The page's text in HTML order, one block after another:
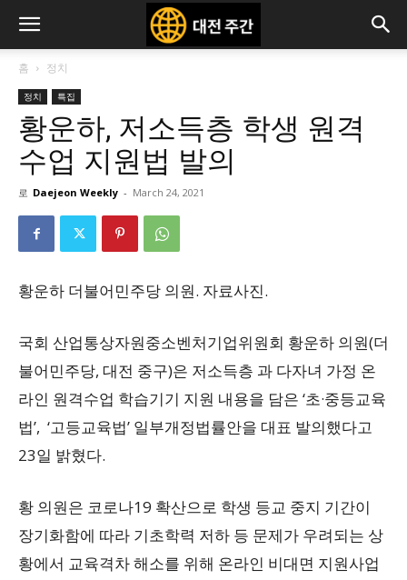
홈 정치
정치 특집
황운하, 저소득층 학생 원격
수업 지원법 발의
로 Daejeon Weekly - March 24, 2021
황운하 더불어민주당 의원. 자료사진.
국회 산업통상자원중소벤처기업위원회 황운하 의원(더
불어민주당, 대전 중구)은 저소득층 과 다자녀 가정 온
라인 원격수업 학습기기 지원 내용을 담은 ‘초·중등교육
법’, ‘고등교육법’ 일부개정법률안을 대표 발의했다고
23일 밝혔다.
황 의원은 코로나19 확산으로 학생 등교 중지 기간이
장기화함에 따라 기초학력 저하 등 문제가 우려되는 상
황에서 교육격차 해소를 위해 온라인 비대면 지원사업